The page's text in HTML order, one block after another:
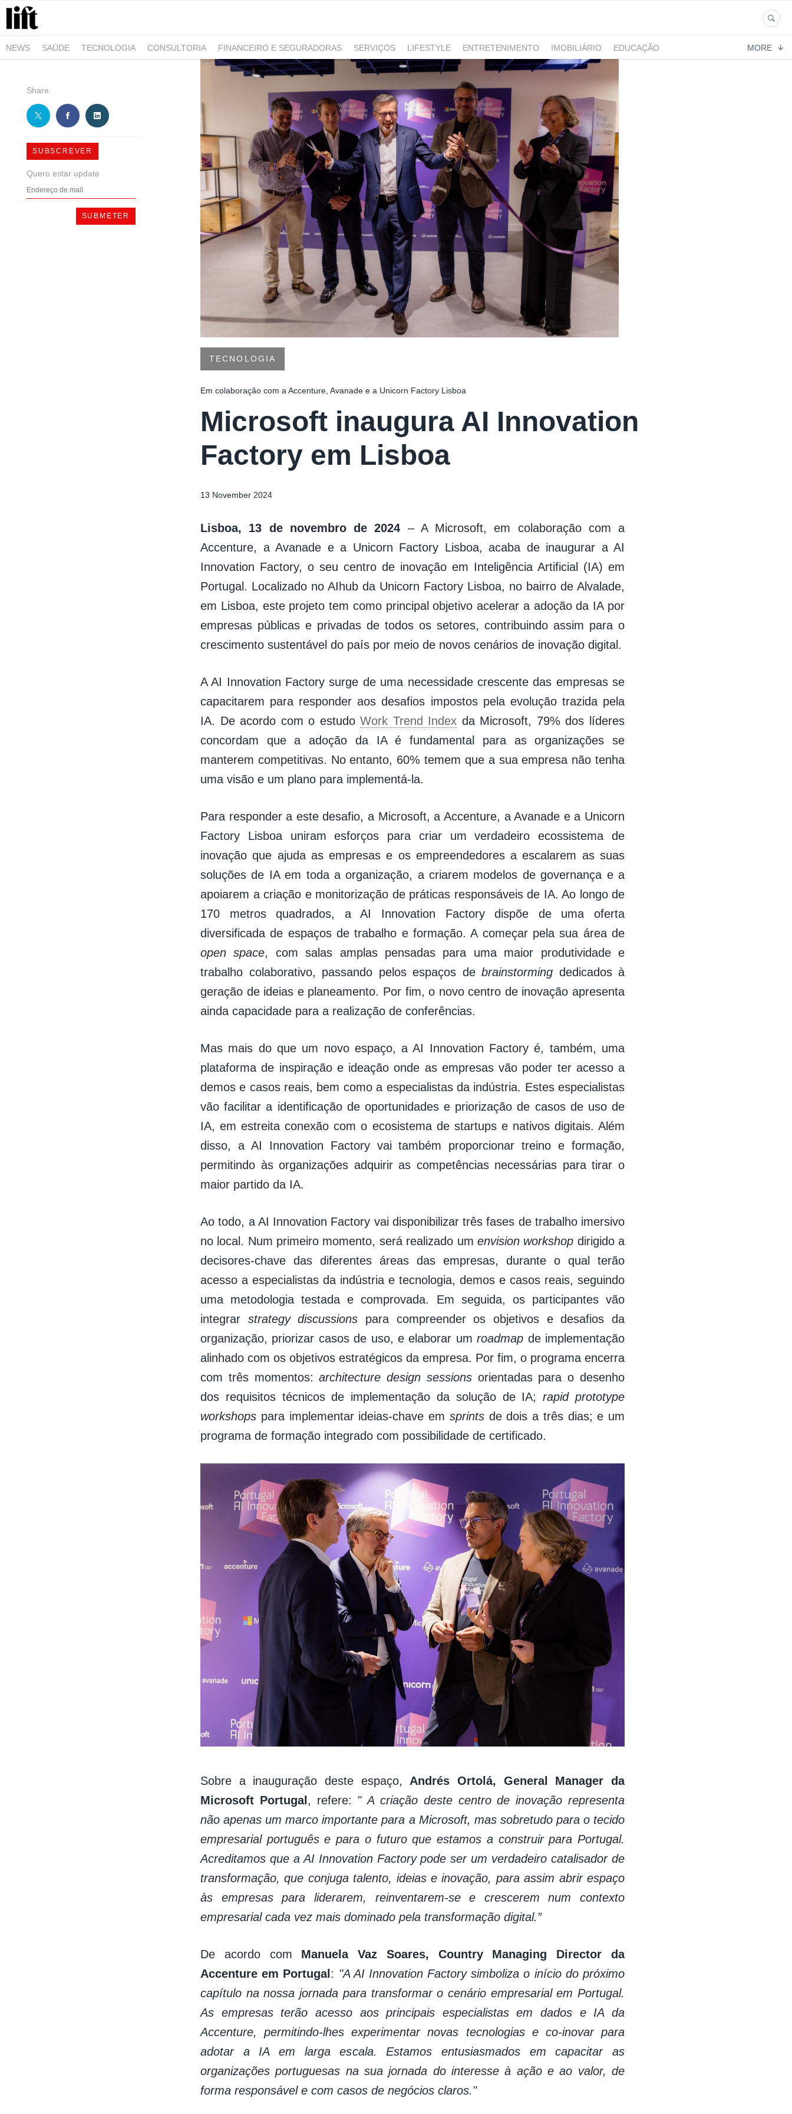
NEWS SAÚDE TECNOLOGIA CONSULTORIA FINANCEIRO E SEGURADORAS SERVIÇOS LIFESTYLE ENTRETENIMENTO IMOBILIÁRIO
EDUCAÇÃO
ARQUITETURA GAMING NOTÍCIAS
MORE
Share
SUBSCREVER
Quero estar update
TECNOLOGIA
Em colaboração com a Accenture, Avanade e a Unicorn Factory Lisboa
Microsoft inaugura AI Innovation
Factory em Lisboa
13 November 2024
Lisboa, 13 de novembro de 2024 – A Microsoft, em colaboração com a
Accenture, a Avanade e a Unicorn Factory Lisboa, acaba de inaugurar a AI
Innovation Factory, o seu centro de inovação em Inteligência Artificial (IA) em
Portugal. Localizado no AIhub da Unicorn Factory Lisboa, no bairro de Alvalade,
em Lisboa, este projeto tem como principal objetivo acelerar a adoção da IA por
empresas públicas e privadas de todos os setores, contribuindo assim para o
crescimento sustentável do país por meio de novos cenários de inovação digital.
A AI Innovation Factory surge de uma necessidade crescente das empresas se
capacitarem para responder aos desafios impostos pela evolução trazida pela
IA. De acordo com o estudoWork Trend Index da Microsoft, 79% dos líderes
concordam que a adoção da IA é fundamental para as organizações se
manterem competitivas. No entanto, 60% temem que a sua empresa não tenha
uma visão e um plano para implementá-la.
Para responder a este desafio, a Microsoft, a Accenture, a Avanade e a Unicorn
Factory Lisboa uniram esforços para criar um verdadeiro ecossistema de
inovação que ajuda as empresas e os empreendedores a escalarem as suas
soluções de IA em toda a organização, a criarem modelos de governança e a
apoiarem a criação e monitorização de práticas responsáveis de IA. Ao longo de
170 metros quadrados, a AI Innovation Factory dispõe de uma oferta
diversificada de espaços de trabalho e formação. A começar pela sua área de
open space, com salas amplas pensadas para uma maior produtividade e
trabalho colaborativo, passando pelos espaços de brainstorming dedicados à
geração de ideias e planeamento. Por fim, o novo centro de inovação apresenta
ainda capacidade para a realização de conferências.
Mas mais do que um novo espaço, a AI Innovation Factory é, também, uma
plataforma de inspiração e ideação onde as empresas vão poder ter acesso a
demos e casos reais, bem como a especialistas da indústria. Estes especialistas
vão facilitar a identificação de oportunidades e priorização de casos de uso de
IA, em estreita conexão com o ecosistema de startups e nativos digitais. Além
disso, a AI Innovation Factory vai também proporcionar treino e formação,
permitindo às organizações adquirir as competências necessárias para tirar o
maior partido da IA.
Ao todo, a AI Innovation Factory vai disponibilizar três fases de trabalho imersivo
no local. Num primeiro momento, será realizado um envision workshop dirigido a
decisores-chave das diferentes áreas das empresas, durante o qual terão
acesso a especialistas da indústria e tecnologia, demos e casos reais, seguindo
uma metodologia testada e comprovada. Em seguida, os participantes vão
integrar strategy discussions para compreender os objetivos e desafios da
organização, priorizar casos de uso, e elaborar umroadmap de implementação
alinhado com os objetivos estratégicos da empresa. Por fim, o programa encerra
com três momentos:architecture design sessionsorientadas para o desenho
dos requisitos técnicos de implementação da solução de IA;rapid prototype
workshops para implementar ideias-chave em sprintsde dois a três dias; e um
programa de formação integrado com possibilidade de certificado.
Sobre a inauguração deste espaço, Andrés Ortolá, General Manager da
Microsoft Portugal , refere: " A criação deste centro de inovação representa
não apenas um marco importante para a Microsoft, mas sobretudo para o tecido
empresarial português e para o futuro que estamos a construir para Portugal.
Acreditamos que a AI Innovation Factory pode ser um verdadeiro catalisador de
transformação, que conjuga talento, ideias e inovação, para assim abrir espaço
às empresas para liderarem, reinventarem-se e crescerem num contexto
empresarial cada vez mais dominado pela transformação digital.”
De acordo com Manuela Vaz Soares,
Country Managing Director da
Accenture em Portugal : "A AI Innovation Factory simboliza o início do próximo
capítulo na nossa jornada para transformar o cenário empresarial em Portugal.
As empresas terão acesso aos principais especialistas em dados e IA da
Accenture, permitindo-lhes experimentar novas tecnologias e co-inovar para
adotar a IA em larga escala. Estamos entusiasmados em capacitar as
organizações portuguesas na sua jornada do interesse à ação e ao valor, de
forma responsável e com casos de negócios claros."